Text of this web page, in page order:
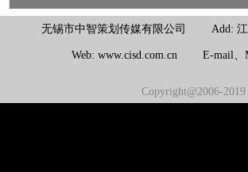
无锡市中智策划传媒有限公司 Add: 江
Web: www.cisd.com.cn E-mail
Copyright@2006-